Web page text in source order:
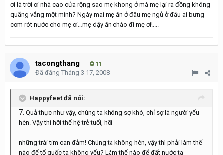
ơi là trời ơi nhà cao cửa rộng sao mẹ khong ở mà mẹ lại ra đồng không
quãng vắng một mình? Ngày mai mẹ ăn ở đâu mẹ ngủ ở đâu ai bưng
cơm rót nước cho mẹ ơi…mẹ dậy ăn cháo đi mẹ ơi!....
tacongthang 11
Đã đăng Tháng 3 17, 2008
Happyfeet đã nói:
7. Quả thực như vậy, chúng ta không sợ khó, chỉ sợ là người yếu
hèn. Vậy thì hỡi thế hệ trẻ tuổi, hỡi
những trái tim can đảm! Chúng ta không hèn, vậy thì phải làm thế
nào để tổ quốc ta không yếu? Làm thế nào để đất nước ta